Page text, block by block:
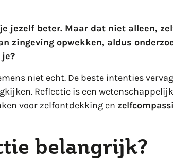
jezelf beter. Maar dat niet alleen,
zingeving opwekken, aldus
niet echt. De beste intenties
Reflectie is een wetenschappelijk
voor zelfontdekking en
belangrijk?